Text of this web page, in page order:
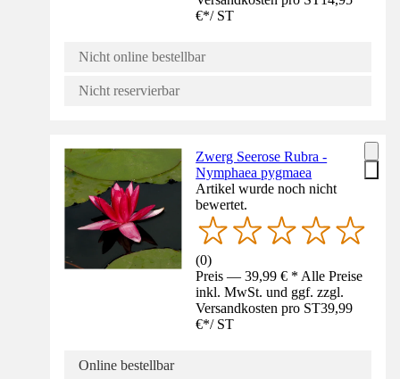
€*/ ST
Nicht online bestellbar
Nicht reservierbar
Zwerg Seerose Rubra -
Nymphaea pygmaea
Artikel wurde noch nicht
bewertet.
(0)
Preis — 39,99 € * Alle Preise
inkl. MwSt. und ggf. zzgl.
Versandkosten pro ST39,99
€*/ ST
Online bestellbar